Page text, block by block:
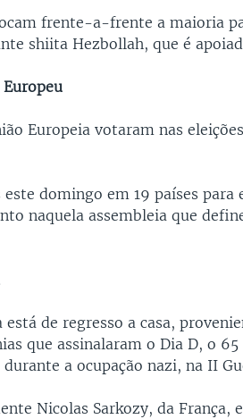
frente-a-frente a maioria
shiita Hezbollah, que é
Europeia votaram nas
domingo em 19 países para
naquela assembleia que
de regresso a casa,
que assinalaram o Dia D, o
a ocupação nazi, na II
Nicolas Sarkozy, da França,